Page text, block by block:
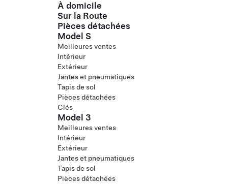
Passer au contenu principal
À domicile
Sur la Route
Pièces détachées
Model S
Meilleures ventes
Intérieur
Extérieur
Jantes et pneumatiques
Tapis de sol
Pièces détachées
Clés
Model 3
Meilleures ventes
Intérieur
Extérieur
Jantes et pneumatiques
Tapis de sol
Pièces détachées